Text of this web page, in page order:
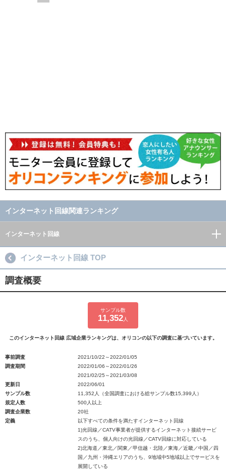
インターネット回線関連ランキング
インターネット回線
インターネット回線 TOP
調査概要
サンプル数
11,352 人
このインターネット回線 広域企業ランキングは、オリコンの以下の調査に基づいています。
事前調査
2021/10/22～2022/01/05
調査期間
2022/01/06～2022/01/26
2021/02/25～2021/03/08
更新日
2022/06/01
サンプル数
11,352人（全国調査における総サンプル数15,399人）
規定人数
500人以上
調査企業数
20社
定義
以下すべての条件を満たすインターネット回線
1)光回線／CATV事業者が提供するインターネット接続サービ
スのうち、個人向けの光回線／CATV回線に対応している
2)北海道／東北／関東／甲信越・北陸／東海／近畿／中国／四
国／九州・沖縄エリアのうち、9地域中5地域以上でサービスを
展開している